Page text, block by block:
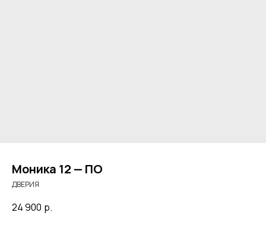
Моника 12 — ПО
ДВЕРИЯ
24 900 р.